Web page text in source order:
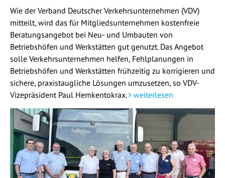
Wie der Verband Deutscher Verkehrsunternehmen (VDV)
mitteilt, wird das für Mitgliedsunternehmen kostenfreie
Beratungsangebot bei Neu- und Umbauten von
Betriebshöfen und Werkstätten gut genutzt. Das Angebot
solle Verkehrsunternehmen helfen, Fehlplanungen in
Betriebshöfen und Werkstätten frühzeitig zu korrigieren und
sichere, praxistaugliche Lösungen umzusetzen, so VDV-
Vizepräsident Paul Hemkentokrax.
weiterlesen